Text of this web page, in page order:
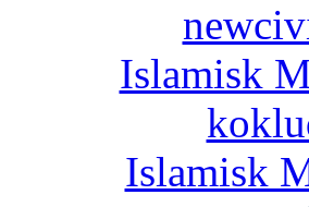
Islamisk
Islamisk